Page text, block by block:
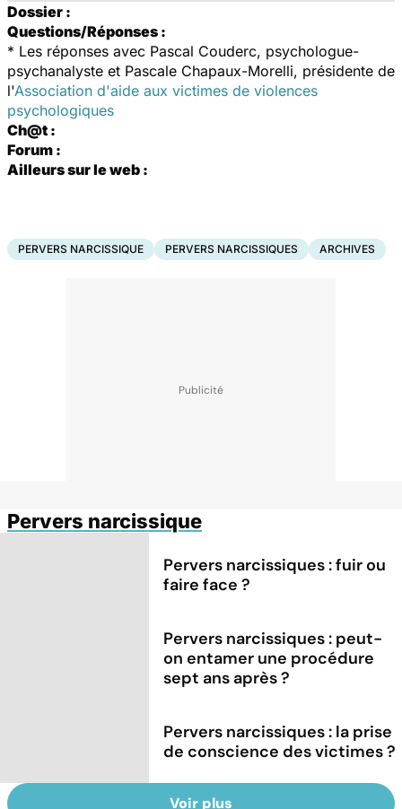
Dossier :
Questions/Réponses :
* Les réponses avec Pascal Couderc, psychologue-
psychanalyste et Pascale Chapaux-Morelli, présidente de
l'Association d'aide aux victimes de violences
psychologiques
Ch@t :
Forum :
Ailleurs sur le web :
PERVERS NARCISSIQUE PERVERS NARCISSIQUES ARCHIVES
Pervers narcissique
Pervers narcissiques : fuir ou
faire face ?
Pervers narcissiques : peut-
on entamer une procédure
sept ans après ?
Pervers narcissiques : la prise
de conscience des victimes ?
Voir plus